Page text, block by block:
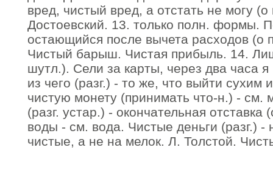
вред, чистый вред, а отстать не могу (о
Достоевский. 13. только полн. формы.
остающийся после вычета расходов (о
Чистый барыш. Чистая прибыль. 14.
шутл.). Сели за карты, через два часа
из чего (разг.) - то же, что выйти сухим
чистую монету (принимать что-н.) - см.
(разг. устар.) - окончательная отставка
воды - см. вода. Чистые деньги (разг.)
чистые, а не на мелок. Л. Толстой.